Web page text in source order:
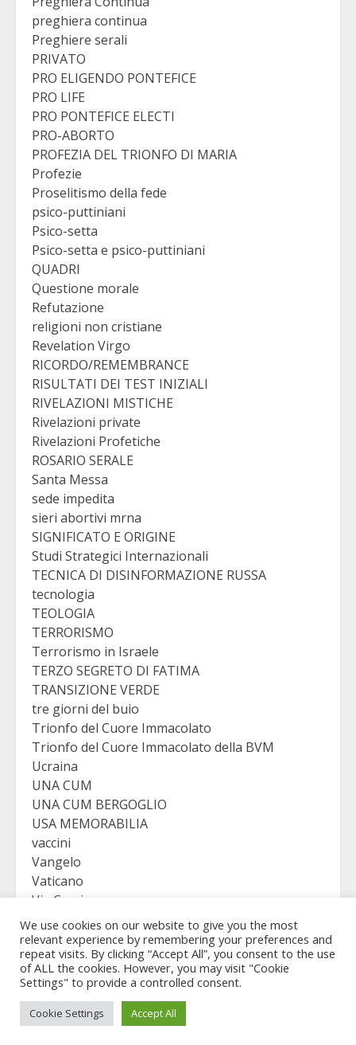
preghiera continua
Preghiere serali
PRIVATO
PRO ELIGENDO PONTEFICE
PRO LIFE
PRO PONTEFICE ELECTI
PRO-ABORTO
PROFEZIA DEL TRIONFO DI MARIA
Profezie
Proselitismo della fede
psico-puttiniani
Psico-setta
Psico-setta e psico-puttiniani
QUADRI
Questione morale
Refutazione
religioni non cristiane
Revelation Virgo
RICORDO/REMEMBRANCE
RISULTATI DEI TEST INIZIALI
RIVELAZIONI MISTICHE
Rivelazioni private
Rivelazioni Profetiche
ROSARIO SERALE
Santa Messa
sede impedita
sieri abortivi mrna
SIGNIFICATO E ORIGINE
Studi Strategici Internazionali
TECNICA DI DISINFORMAZIONE RUSSA
tecnologia
TEOLOGIA
TERRORISMO
Terrorismo in Israele
TERZO SEGRETO DI FATIMA
TRANSIZIONE VERDE
tre giorni del buio
Trionfo del Cuore Immacolato
Trionfo del Cuore Immacolato della BVM
Ucraina
UNA CUM
UNA CUM BERGOGLIO
USA MEMORABILIA
vaccini
Vangelo
Vaticano
Via Crucis
VICTORY
Viganò
Copyright © Revelation Virgo - All rights reserved.
We use cookies on our website to give you the most
relevant experience by remembering your preferences and
repeat visits. By clicking “Accept All”, you consent to the use
of ALL the cookies. However, you may visit "Cookie
Settings" to provide a controlled consent.
Cookie Settings Accept All